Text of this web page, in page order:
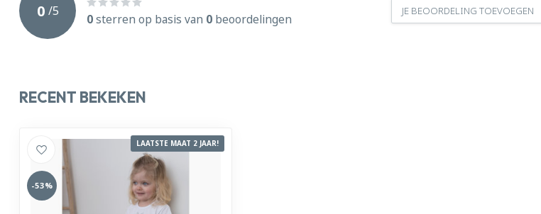
0 /5
0sterren op basis van 0 beoordelingen
JE BEOORDELING TOEVOEGEN
RECENT BEKEKEN
LAATSTE MAAT 2 JAAR!
-53%